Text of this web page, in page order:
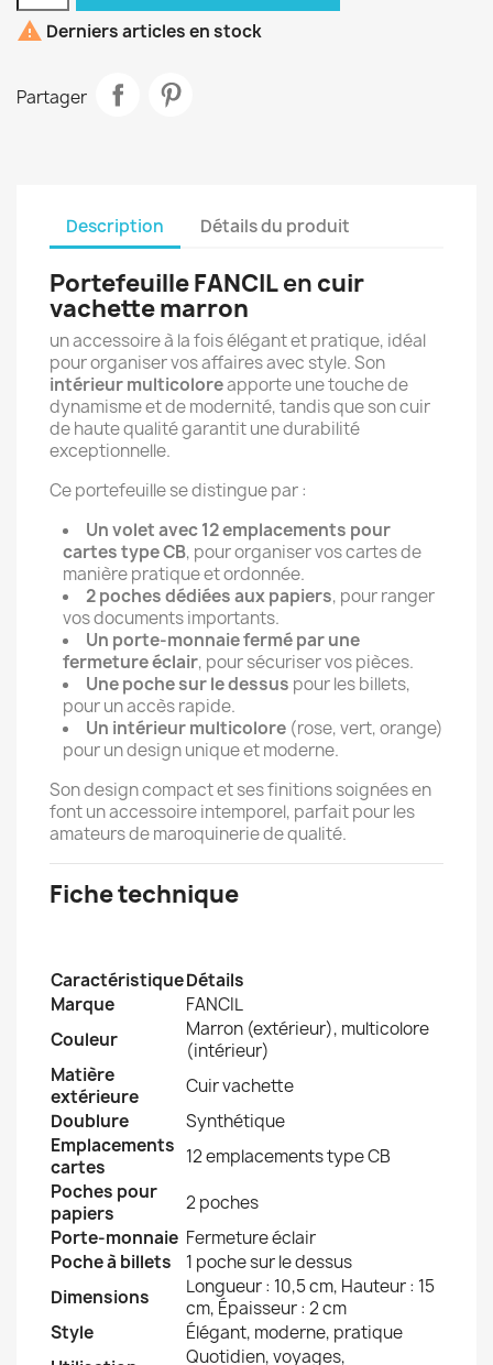
 Derniers articles en stock
Partager
Description Détails du produit
Portefeuille FANCILen cuir
vachette marron
un accessoire à la fois élégant et pratique, idéal
pour organiser vos affaires avec style. Son
intérieur multicoloreapporte une touche de
dynamisme et de modernité, tandis que son cuir
de haute qualité garantit une durabilité
exceptionnelle.
Ce portefeuille se distingue par :
Un volet avec 12 emplacements pour
cartes type CB, pour organiser vos cartes de
manière pratique et ordonnée.
2 poches dédiées aux papiers, pour ranger
vos documents importants.
Un porte-monnaie fermé par une
fermeture éclair, pour sécuriser vos pièces.
Une poche sur le dessus pour les billets,
pour un accès rapide.
Un intérieur multicolore (rose, vert, orange)
pour un design unique et moderne.
Son design compact et ses finitions soignées en
font un accessoire intemporel, parfait pour les
amateurs de maroquinerie de qualité.
Fiche technique
CaractéristiqueDétails
Marque
FANCIL
Couleur
Marron (extérieur), multicolore
(intérieur)
Matière
extérieure
Cuir vachette
Doublure
Synthétique
Emplacements
cartes
12 emplacements type CB
Poches pour
papiers
2 poches
Porte-monnaie Fermeture éclair
Poche à billets
1 poche sur le dessus
Dimensions
Longueur : 10,5 cm, Hauteur : 15
cm, Épaisseur : 2 cm
Style
Élégant, moderne, pratique
Quotidien, voyages,